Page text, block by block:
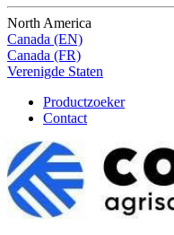
North America
Canada (EN)
Canada (FR)
Verenigde Staten
Productzoeker
Contact